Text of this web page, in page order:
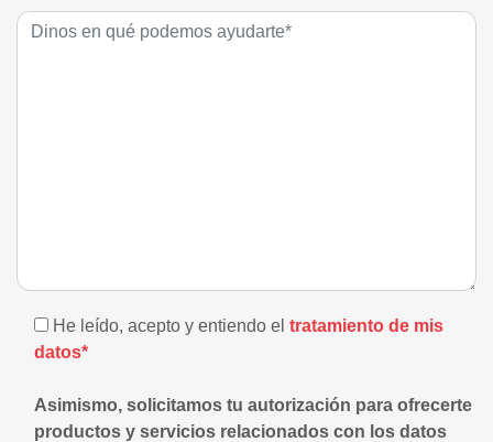
He leído, acepto y entiendo el tratamiento de mis
datos*
Asimismo, solicitamos tu autorización para ofrecerte
productos y servicios relacionados con los datos